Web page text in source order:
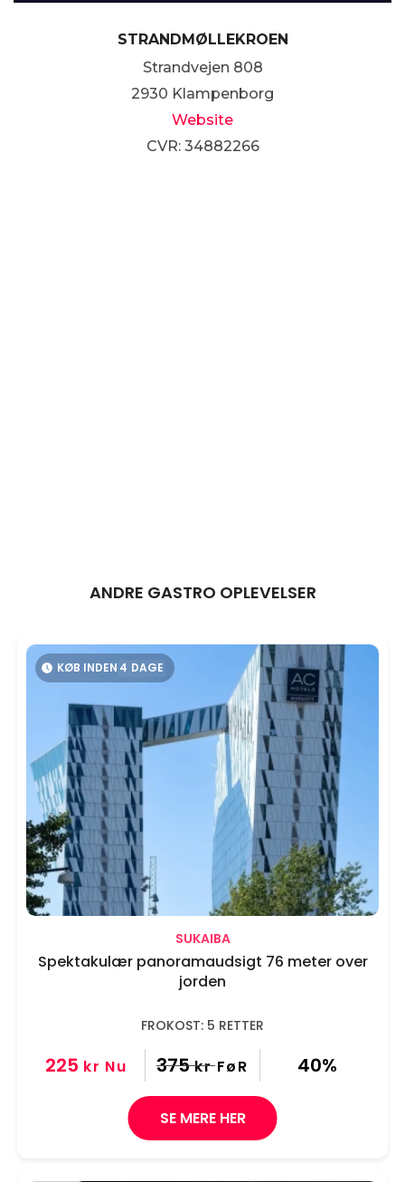
STRANDMØLLEKROEN
Strandvejen 808
2930 Klampenborg
Website
CVR: 34882266
ANDRE GASTRO OPLEVELSER
SUKAIBA
Spektakulær panoramaudsigt 76 meter over
jorden
FROKOST: 5 RETTER
225 kr Nu 375 kr FøR 40%
SE MERE HER
KØB INDEN 4 DAGE